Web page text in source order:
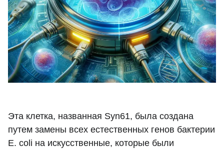
Эта клетка, названная Syn61, была создана
путем замены всех естественных генов бактерии
E. coli на искусственные, которые были